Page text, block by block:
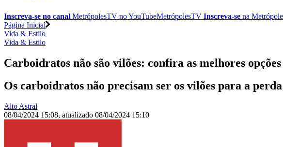
Inscreva-se no canal MetrópolesTV noYouTubeMetrópolesTV Inscreva-se na
Página Inicial
Vida & Estilo
Vida & Estilo
Carboidratos não são vilões: confira as melhores
Os carboidratos não precisam ser os vilões para a
Alto Astral
08/04/2024 15:08, atualizado 08/04/2024 15:10